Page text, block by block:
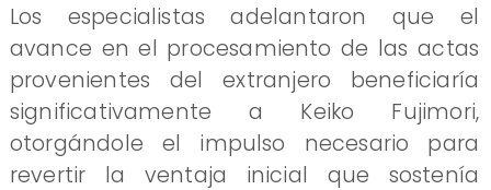
Los especialistas adelantaron que el
avance en el procesamiento de las actas
provenientes del extranjero beneficiaría
significativamente a Keiko Fujimori,
otorgándole el impulso necesario para
revertir la ventaja inicial que sostenía